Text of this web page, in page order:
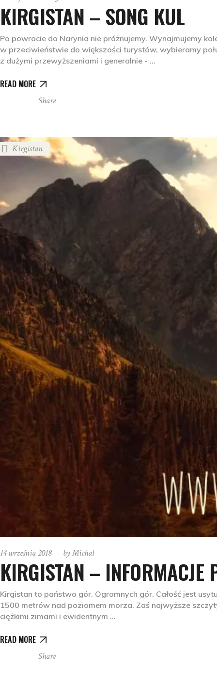
KIRGISTAN – SONG KUL
Po powrocie do Narynia nie próżnujemy. Wynajmujemy
w przeciwieństwie do większości turystów, wybieramy
z dużymi przewyższeniami i generalnie -
READ MORE
Share
Kirgistan
14 września 2018 byMichał
KIRGISTAN – INFORMACJE
Kirgistan to państwo gór. Ogromnych gór. Całość jest
1500 metrów nad poziomem morza. Zaś najwyższe
ciężkimi zimami i ewidentnym
READ MORE
Share